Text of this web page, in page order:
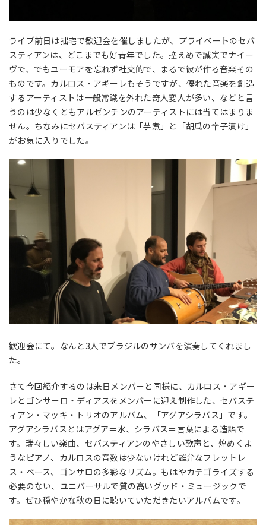
ライブ前日は拙宅で歓迎会を催しましたが、プライベートのセバ
スティアンは、どこまでも好青年でした。控えめで誠実でナイー
ヴで、でもユーモアを忘れず社交的で、まるで彼が作る音楽その
ものです。カルロス・アギーレもそうですが、優れた音楽を創造
するアーティストは一般常識を外れた奇人変人が多い、などと言
うのは少なくともアルゼンチンのアーティストには当てはまりま
せん。ちなみにセバスティアンは「芋煮」と「胡瓜の辛子漬け」
がお気に入りでした。
歓迎会にて。なんと3人でブラジルのサンバを演奏してくれまし
た。
さて今回紹介するのは来日メンバーと同様に、カルロス・アギー
レとゴンサーロ・ディアスをメンバーに迎え制作した、セバステ
ィアン・マッキ・トリオのアルバム、「アグアシラバス」です。
アグアシラバスとはアグア＝水、シラバス＝言葉による造語で
す。瑞々しい楽曲、セバスティアンのやさしい歌声と、煌めくよ
うなピアノ、カルロスの音数は少ないけれど雄弁なフレットレ
ス・ベース、ゴンサロの多彩なリズム。もはやカテゴライズする
必要のない、ユニバーサルで質の高いグッド・ミュージックで
す。ぜひ穏やかな秋の日に聴いていただきたいアルバムです。